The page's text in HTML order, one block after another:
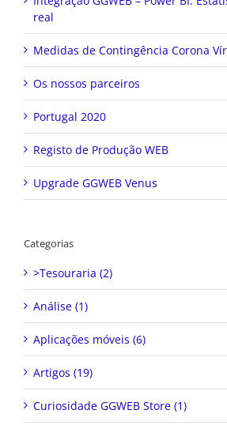
real
Medidas de Contingência Corona
Os nossos parceiros
Portugal 2020
Registo de Produção WEB
Upgrade GGWEB Venus
Categorias
>Tesouraria (2)
Análise (1)
Aplicações móveis (6)
Artigos (19)
Curiosidade GGWEB Store (1)